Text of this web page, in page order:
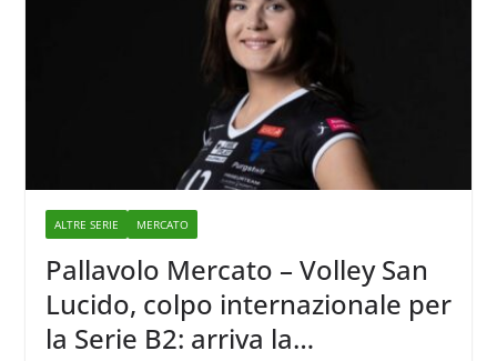
ALTRE SERIE MERCATO
Pallavolo Mercato – Volley San
Lucido, colpo internazionale per
la Serie B2: arriva la